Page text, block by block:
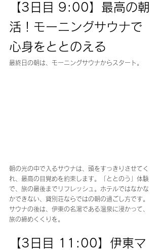
【3日目 9:00】最高の朝
活！モーニングサウナで
心身をととのえる
最終日の朝は、モーニングサウナからスタート。
朝の光の中で入るサウナは、頭をすっきりさせてく
れ、最高の目覚めを約束します。「ととのう」体験
で、旅の最後までリフレッシュ。ホテルではなかな
かできない、貸別荘ならではの朝の過ごし方です。
サウナの後は、伊東の名湯である温泉に浸かって、
旅の締めくくりを。
【3日目 11:00】伊東マ